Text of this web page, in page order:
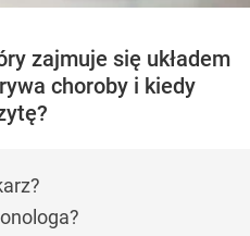
zajmuje się układem
choroby i kiedy